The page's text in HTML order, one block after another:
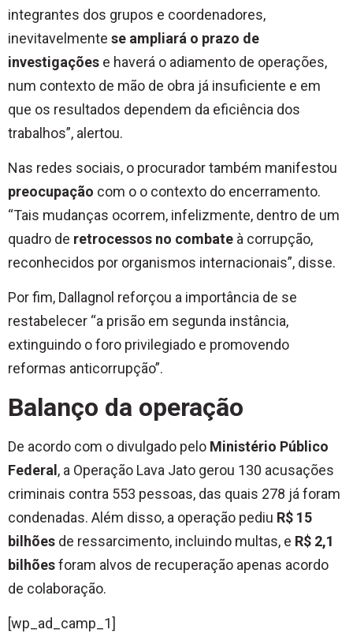
integrantes dos grupos e coordenadores,
inevitavelmente se ampliará o prazo de
investigações e haverá o adiamento de operações,
num contexto de mão de obra já insuficiente e em
que os resultados dependem da eficiência dos
trabalhos”, alertou.
Nas redes sociais, o procurador também manifestou
preocupação com o o contexto do encerramento.
“Tais mudanças ocorrem, infelizmente, dentro de um
quadro de retrocessos no combate à corrupção,
reconhecidos por organismos internacionais”, disse.
Por fim, Dallagnol reforçou a importância de se
restabelecer “a prisão em segunda instância,
extinguindo o foro privilegiado e promovendo
reformas anticorrupção”.
Balanço da operação
De acordo com o divulgado pelo Ministério Público
Federal , a Operação Lava Jato gerou 130 acusações
criminais contra 553 pessoas, das quais 278 já foram
condenadas. Além disso, a operação pediu R$ 15
bilhões de ressarcimento, incluindo multas, e R$ 2,1
bilhõesforam alvos de recuperação apenas acordo
de colaboração.
[wp_ad_camp_1]